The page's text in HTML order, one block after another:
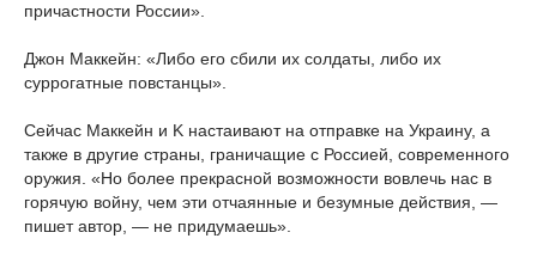
причастности России».
Джон Маккейн: «Либо его сбили их солдаты, либо их
суррогатные повстанцы».
Сейчас Маккейн и K настаивают на отправке на Украину, а
также в другие страны, граничащие с Россией, современного
оружия. «Но более прекрасной возможности вовлечь нас в
горячую войну, чем эти отчаянные и безумные действия, —
пишет автор, — не придумаешь».